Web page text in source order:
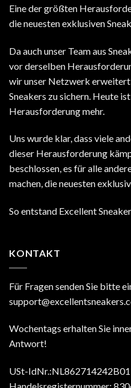
Eine der größten
die neuesten exklusiven
Da auch unser Team aus
vor derselben
wir unser Netzwerk
Sneakers zu sichern. Heute
Herausforderung mehr.
Uns wurde klar, dass viele
dieser Herausforderung
beschlossen, es für alle
machen, die neuesten
So entstand Excellent
KONTAKT
Für Fragen senden Sie bitte
Wochentags erhalten Sie
Antwort!
USt-IdNr.:NL862714242B01